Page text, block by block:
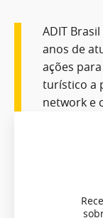
ADIT
anos de
ações
turístico a
network e